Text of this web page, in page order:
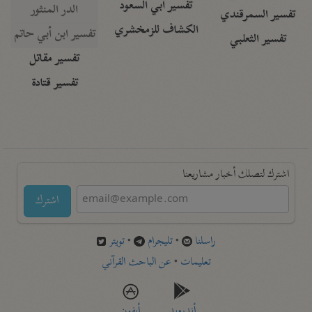
تفسير السمرقندي
تفسير الثعلبي
تفسير أبي السعود
الكشاف للزمخشري
الدر المنثور
تفسير ابن أبي حاتم
تفسير مقاتل
تفسير قتادة
اشترك لتصلك أخبار مشاريعنا
اشترك
راسلنا •تليجرام •تويتر
تعليمات •عن الباحث القرآني